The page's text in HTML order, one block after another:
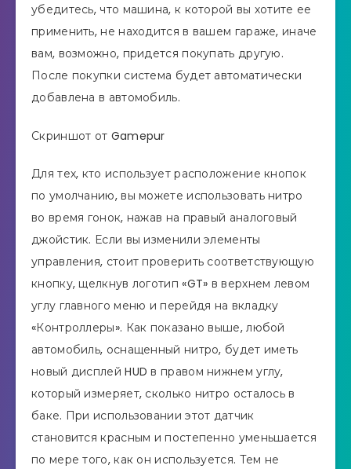
убедитесь, что машина, к которой вы хотите ее
применить, не находится в вашем гараже, иначе
вам, возможно, придется покупать другую.
После покупки система будет автоматически
добавлена ​​в автомобиль.
Скриншот от Gamepur
Для тех, кто использует расположение кнопок
по умолчанию, вы можете использовать нитро
во время гонок, нажав на правый аналоговый
джойстик. Если вы изменили элементы
управления, стоит проверить соответствующую
кнопку, щелкнув логотип «GT» в верхнем левом
углу главного меню и перейдя на вкладку
«Контроллеры». Как показано выше, любой
автомобиль, оснащенный нитро, будет иметь
новый дисплей HUD в правом нижнем углу,
который измеряет, сколько нитро осталось в
баке. При использовании этот датчик
становится красным и постепенно уменьшается
по мере того, как он используется. Тем не